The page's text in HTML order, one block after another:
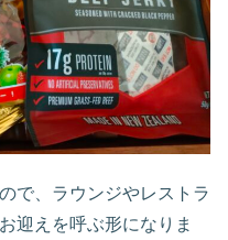
で、ラウンジやレストラ
迎えを呼ぶ形になりま